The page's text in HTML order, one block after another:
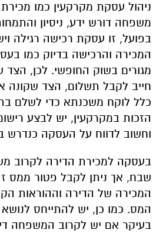
ניהול עסקת מקרקעין כמו
משפחה דורש ידע, ניסיון
בפועל, זו עסקת רכישה רגילה
המכירה והרכישה בדיוק כמו
מגורים בשוק החופשי. לכן,
חייב לקבל תשלום, הצד שקונה
כלל לוקח משכנתא כדי לשלם
הזכות במקרקעין, יש לבצע
וחשוב לדווח על העסקה כנדרש
בעסקה למכירת הדירה לקרוב
שבח, אך ניתן לקבל פטור ממס
המכירה של הדירה וההוראות
המס. כמו כן, יש להתייחס
בעיקר אם יש לקרוב המשפחה